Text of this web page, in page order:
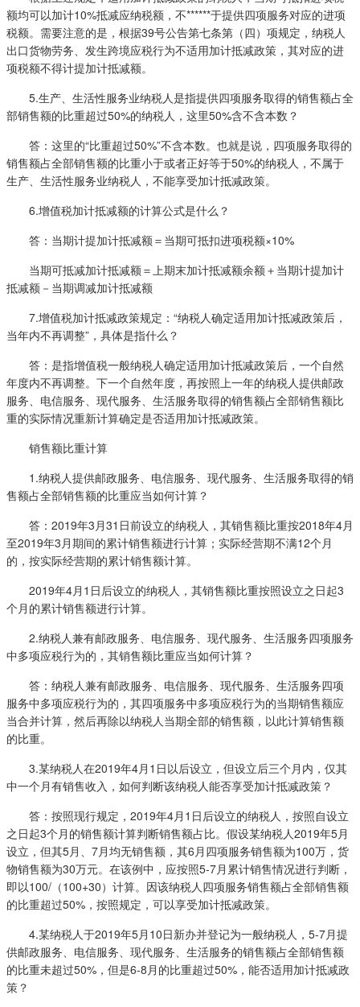
额均可以加计10%抵减应纳税额，不******于提供四项服务对应的进项
税额。需要注意的是，根据39号公告第七条第（四）项规定，纳税人
出口货物劳务、发生跨境应税行为不适用加计抵减政策，其对应的进
项税额不得计提加计抵减额。
5.生产、生活性服务业纳税人是指提供四项服务取得的销售额占全
部销售额的比重超过50%的纳税人，这里50%含不含本数？
答：这里的“比重超过50%”不含本数。也就是说，四项服务取得的
销售额占全部销售额的比重小于或者正好等于50%的纳税人，不属于
生产、生活性服务业纳税人，不能享受加计抵减政策。
6.增值税加计抵减额的计算公式是什么？
答：当期计提加计抵减额＝当期可抵扣进项税额×10%
当期可抵减加计抵减额＝上期末加计抵减额余额＋当期计提加计
抵减额－当期调减加计抵减额
7.增值税加计抵减政策规定：“纳税人确定适用加计抵减政策后，
当年内不再调整”，具体是指什么？
答：是指增值税一般纳税人确定适用加计抵减政策后，一个自然
年度内不再调整。下一个自然年度，再按照上一年的纳税人提供邮政
服务、电信服务、现代服务、生活服务取得的销售额占全部销售额比
重的实际情况重新计算确定是否适用加计抵减政策。
销售额比重计算
1.纳税人提供邮政服务、电信服务、现代服务、生活服务取得的销
售额占全部销售额的比重应当如何计算？
答：2019年3月31日前设立的纳税人，其销售额比重按2018年4月
至2019年3月期间的累计销售额进行计算；实际经营期不满12个月
的，按实际经营期的累计销售额计算。
2019年4月1日后设立的纳税人，其销售额比重按照设立之日起3
个月的累计销售额进行计算。
2.纳税人兼有邮政服务、电信服务、现代服务、生活服务四项服务
中多项应税行为的，其销售额比重应当如何计算？
答：纳税人兼有邮政服务、电信服务、现代服务、生活服务四项
服务中多项应税行为的，其四项服务中多项应税行为的当期销售额应
当合并计算，然后再除以纳税人当期全部的销售额，以此计算销售额
的比重。
3.某纳税人在2019年4月1日以后设立，但设立后三个月内，仅其
中一个月有销售收入，如何判断该纳税人能否享受加计抵减政策？
答：按照现行规定，2019年4月1日后设立的纳税人，按照自设立
之日起3个月的销售额计算判断销售额占比。假设某纳税人2019年5月
设立，但其5月、7月均无销售额，其6月四项服务销售额为100万，货
物销售额为30万元。在该例中，应按照5-7月累计销售情况进行判断，
即以100/（100+30）计算。因该纳税人四项服务销售额占全部销售额
的比重超过50%，按照规定，可以享受加计抵减政策。
4.某纳税人于2019年5月10日新办并登记为一般纳税人，5-7月提
供邮政服务、电信服务、现代服务、生活服务的销售额占全部销售额
的比重未超过50%，但是6-8月的比重超过50%，能否适用加计抵减政
策？